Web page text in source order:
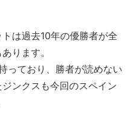
は過去10年の優勝者が全
ります。
っており、勝者が読めない
ンクスも今回のスペイン